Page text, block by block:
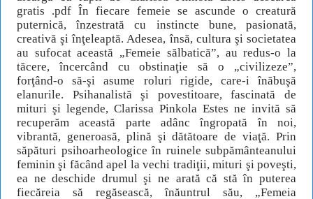
gratis .pdf În fiecare femeie se ascunde o creatură
puternică, înzestrată cu instincte bune, pasionată,
creativă şi înţeleaptă. Adesea, însă, cultura şi societatea
au sufocat această „Femeie sălbatică”, au redus-o la
tăcere, încercând cu obstinaţie să o „civilizeze”,
forţând-o să-şi asume roluri rigide, care-i înăbuşă
elanurile. Psihanalistă şi povestitoare, fascinată de
mituri şi legende, Clarissa Pinkola Estes ne invită să
recuperăm această parte adânc îngropată în noi,
vibrantă, generoasă, plină şi dătătoare de viaţă. Prin
săpături psihoarheologice în ruinele subpământeanului
feminin şi făcând apel la vechi tradiţii, mituri şi poveşti,
ea ne deschide drumul şi ne arată că stă în puterea
fiecăreia să regăsească, înăuntrul său, „Femeia